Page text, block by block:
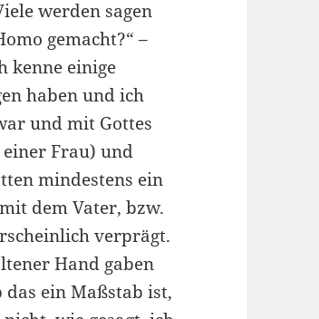
werden sagen
gemacht?“ –
kenne einige
haben und ich
und mit Gottes
Frau) und
mindestens ein
dem Vater, bzw.
verprägt.
Hand gaben
das ein Maßstab ist,